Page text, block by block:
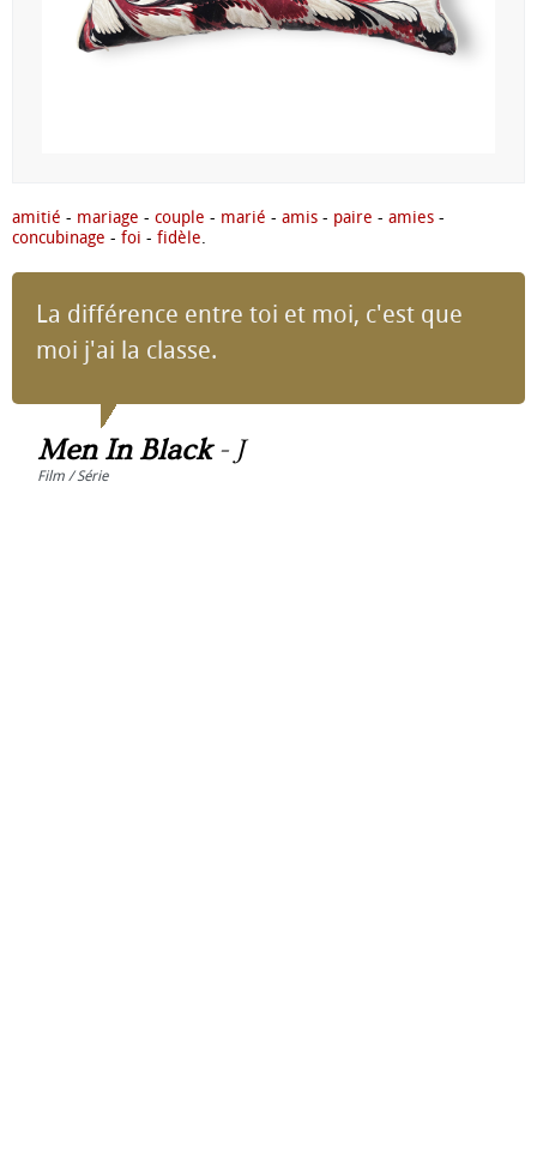
amitié - mariage - couple - marié - amis - paire - amies -
concubinage - foi - fidèle.
La différence entre toi et moi, c'est que
moi j'ai la classe.
Men In Black- J
Film / Série